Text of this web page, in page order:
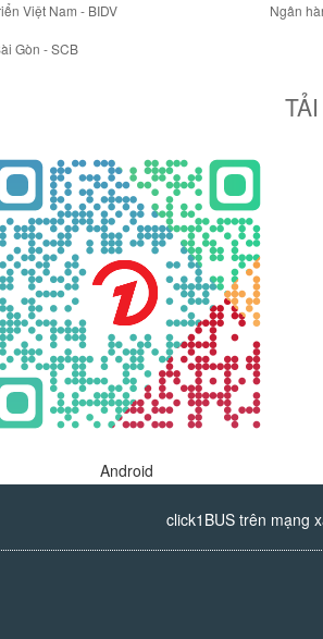
Việt Nam - BIDV
Gòn - SCB
Ngân
Android
click1BUS trên mạng